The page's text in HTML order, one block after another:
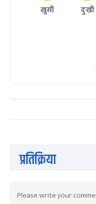
खुसी दुःखी
प्रतिक्रिया